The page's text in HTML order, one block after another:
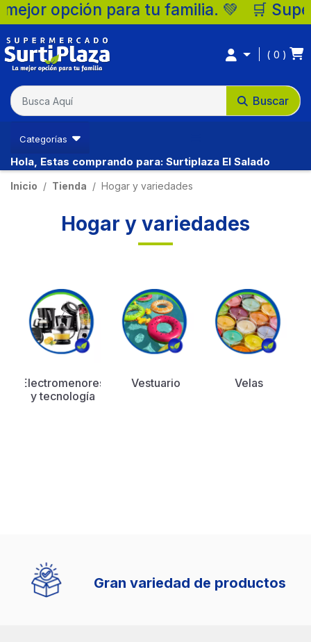
opción para tu familia. 💚 🛒
Buscar
0
Categorías
Hola, Estas comprando para: Surtiplaza El Salado
Inicio Tienda Hogar y variedades
Hogar y variedades
Electromenores
y tecnología
Vestuario Velas
Gran variedad de productos